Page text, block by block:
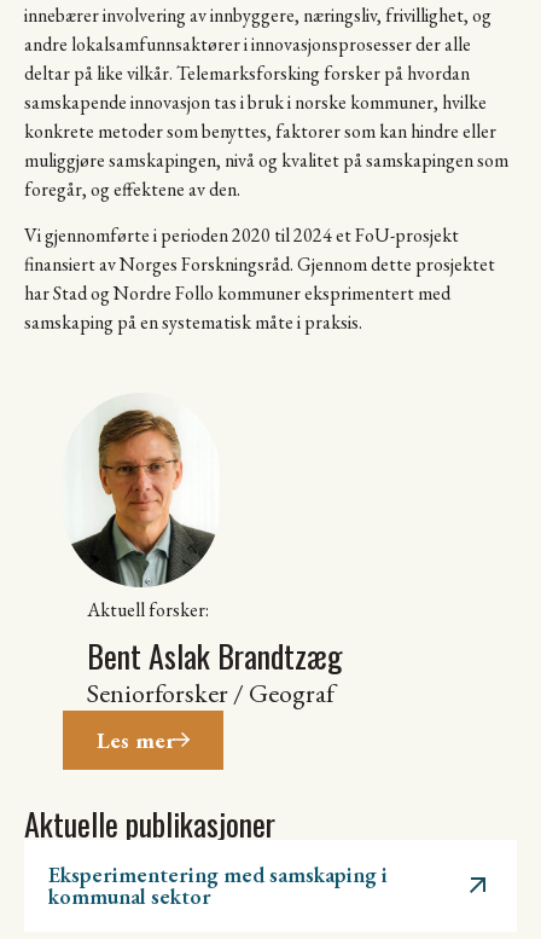
innebærer involvering av innbyggere, næringsliv, frivillighet, og
andre lokalsamfunnsaktører i innovasjonsprosesser der alle
deltar på like vilkår. Telemarksforsking forsker på hvordan
samskapende innovasjon tas i bruk i norske kommuner, hvilke
konkrete metoder som benyttes, faktorer som kan hindre eller
muliggjøre samskapingen, nivå og kvalitet på samskapingen som
foregår, og effektene av den.
Vi gjennomførte i perioden 2020 til 2024 et FoU-prosjekt
finansiert av Norges Forskningsråd. Gjennom dette prosjektet
har Stad og Nordre Follo kommuner eksprimentert med
samskaping på en systematisk måte i praksis.
Aktuell forsker:
Bent Aslak Brandtzæg
Seniorforsker / Geograf
Les mer
Aktuelle publikasjoner
Eksperimentering med samskaping i
kommunal sektor